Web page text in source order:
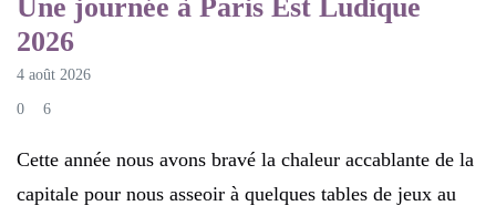
Une journée à Paris Est Ludique
2026
4 août 2026
0 6
Cette année nous avons bravé la chaleur accablante de la
capitale pour nous asseoir à quelques tables de jeux au